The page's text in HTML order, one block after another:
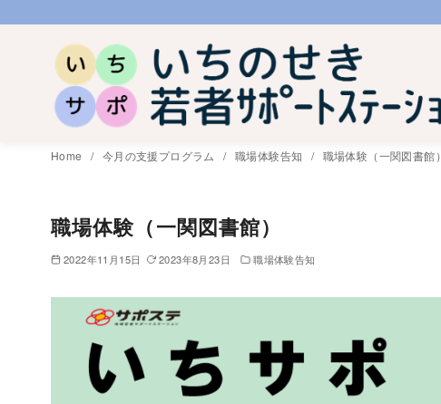
Home 今月の支援プログラム 職場体験告知 職場体験（一関図書館）
職場体験（一関図書館）
2022年11月15日 2023年8月23日 職場体験告知